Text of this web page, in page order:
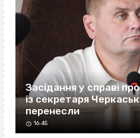
Засідання у справі
із секретаря
перенесли
16:45